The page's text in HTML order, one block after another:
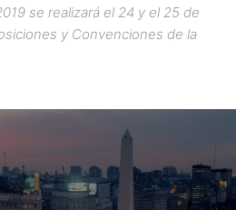
se realizará el 24 y el 25 de
y Convenciones de la